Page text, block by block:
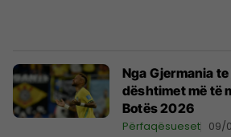
Nga Gjermania te
dështimet më të
Botës 2026
Përfaqësueset 09/